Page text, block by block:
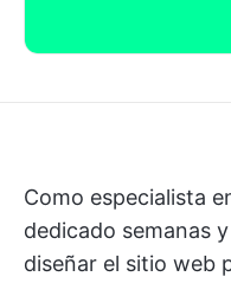
Como especialista
dedicado semanas
diseñar el sitio web